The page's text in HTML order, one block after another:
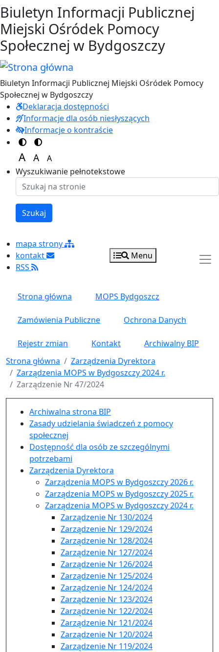
Przejdź do treści
Przejdź do menu
Biuletyn Informacji Publicznej
Miejski Ośródek Pomocy
Społecznej w Bydgoszczy
Biuletyn Informacji Publicznej Miejski Ośródek Pomocy
Społecznej w Bydgoszczy
Deklaracja dostępności
Informacje dla osób niesłyszących
Informacje o kontraście
Switch to color theme
Switch to high visibility theme
A
Set font size to 150%
A
Set font size to 125%
A
Set font size to 100%
Wyszukiwanie pełnotekstowe
Szukaj
mapa strony
kontakt
RSS
Menu
Strona główna MOPS Bydgoszcz
Zamówienia Publiczne Ochrona Danych
Rejestr zmian Kontakt
Archiwalny BIP
Strona główna
Zarządzenia Dyrektora
Zarządzenia MOPS w Bydgoszczy 2024 r.
Zarządzenie Nr 47/2024
Menu główne pionowe
Archiwalna strona BIP
Zasady udzielania świadczeń z pomocy
społecznej
Dostępność dla osób ze szczególnymi
potrzebami
Zarządzenia Dyrektora
Zarządzenia MOPS w Bydgoszczy 2026 r.
Zarządzenia MOPS w Bydgoszczy 2025 r.
Zarządzenia MOPS w Bydgoszczy 2024 r.
Zarządzenie Nr 130/2024
Zarządzenie Nr 129/2024
Zarządzenie Nr 128/2024
Zarządzenie Nr 127/2024
Zarządzenie Nr 126/2024
Zarządzenie Nr 125/2024
Zarządzenie Nr 124/2024
Zarządzenie Nr 123/2024
Zarządzenie Nr 122/2024
Zarządzenie Nr 121/2024
Zarządzenie Nr 120/2024
Zarządzenie Nr 119/2024